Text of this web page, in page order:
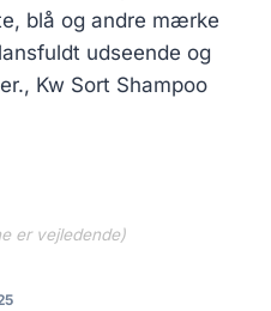
blå og andre mærke
udseende og
Kw Sort Shampoo
er vejledende)